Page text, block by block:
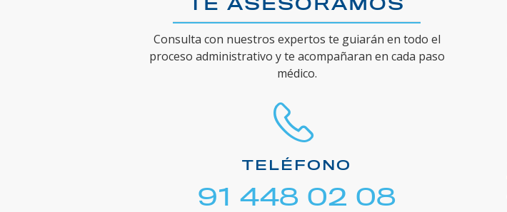
TE ASESORAMOS
Consulta con nuestros expertos te guiarán en todo el
proceso administrativo y te acompañaran en cada paso
médico.
TELÉFONO
91 448 02 08